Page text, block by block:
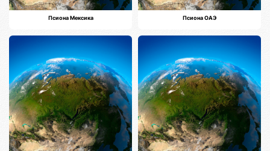
Псиона Мексика Псиона ОАЭ